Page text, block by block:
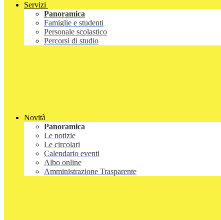
Servizi
Panoramica
Famiglie e studenti
Personale scolastico
Percorsi di studio
Novità
Panoramica
Le notizie
Le circolari
Calendario eventi
Albo online
Amministrazione Trasparente